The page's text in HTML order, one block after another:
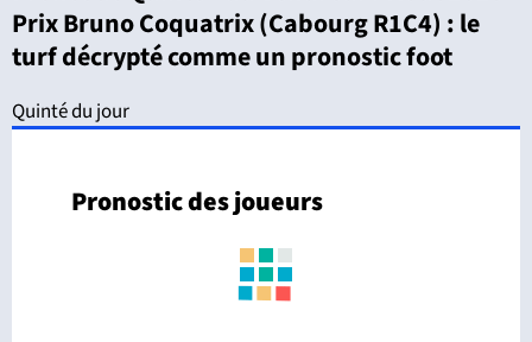
Prix Bruno Coquatrix (Cabourg R1C4) : le
turf décrypté comme un pronostic foot
Quinté du jour
Pronostic des joueurs